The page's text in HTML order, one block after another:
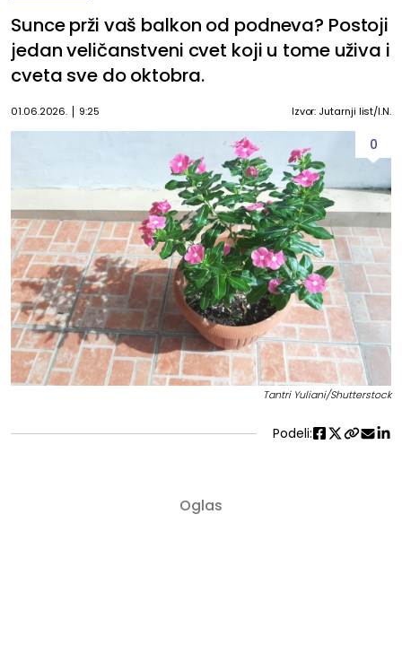
Sunce prži vaš balkon od podneva? Postoji
jedan veličanstveni cvet koji u tome uživa i
cveta sve do oktobra.
01.06.2026. 9:25 Izvor: Jutarnji list/I.N.
0
Tantri Yuliani/Shutterstock
Podeli: